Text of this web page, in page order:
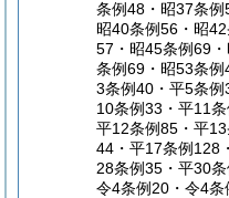
条例48・昭37条例
昭40条例56・昭
57・昭45条例69
条例69・昭53条
3条例40・平5条
10条例33・平11
平12条例85・平
44・平17条例128
28条例35・平30
令4条例20・令4条